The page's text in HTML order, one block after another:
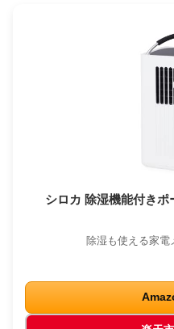
シロカ 除湿機能付きポ
除湿も使える家